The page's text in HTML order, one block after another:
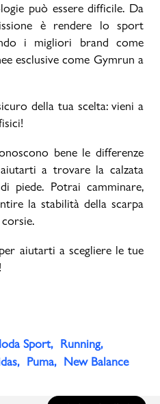
può essere difficile. Da
è rendere lo sport
i migliori brand come
esclusive come Gymrun a
della tua scelta: vieni a
bene le differenze
a trovare la calzata
Potrai camminare,
la stabilità della scarpa
aiutarti a scegliere le tue
Sport
Running
Puma New Balance